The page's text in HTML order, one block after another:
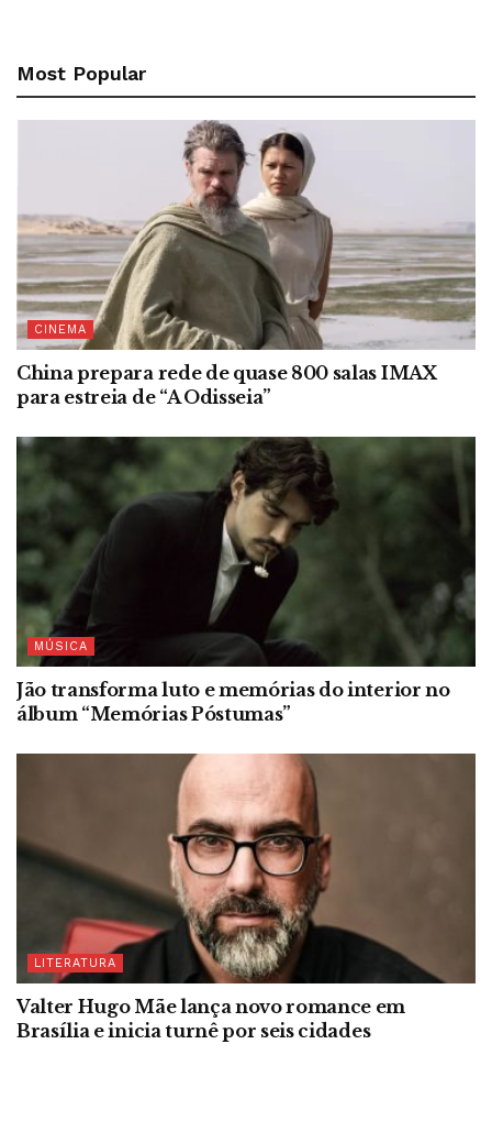
Most Popular
CINEMA
China prepara rede de quase 800 salas IMAX
para estreia de “A Odisseia”
MÚSICA
Jão transforma luto e memórias do interior no
álbum “Memórias Póstumas”
LITERATURA
Valter Hugo Mãe lança novo romance em
Brasília e inicia turnê por seis cidades